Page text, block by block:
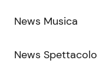
News Musica
News Spettacolo